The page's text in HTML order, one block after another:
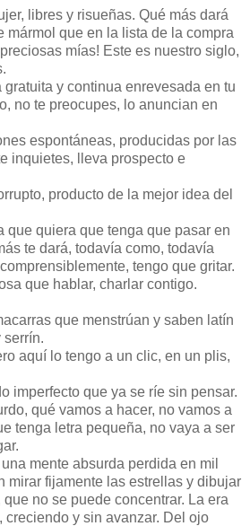
libres y risueñas. Qué más dará
mármol que en la lista de la compra
mías! Este es nuestro siglo,
y continua enrevesada en tu
no te preocupes, lo anuncian en
espontáneas, producidas por las
inquietes, lleva prospecto e
producto de la mejor idea del
que quiera que tenga que pasar en
te dará, todavía como, todavía
tengo que gritar.
que hablar, charlar contigo.
que menstrúan y saben latín
serrín.
aquí lo tengo a un clic, en un plis,
imperfecto que ya se ríe sin pensar.
qué vamos a hacer, no vamos a
tenga letra pequeña, no vaya a ser
mente absurda perdida en mil
mirar fijamente las estrellas y dibujar
no se puede concentrar. La era
creciendo y sin avanzar. Del ojo